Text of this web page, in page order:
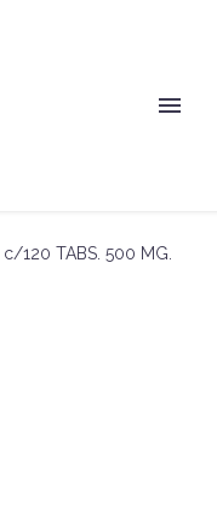
c/120 TABS. 500 MG.